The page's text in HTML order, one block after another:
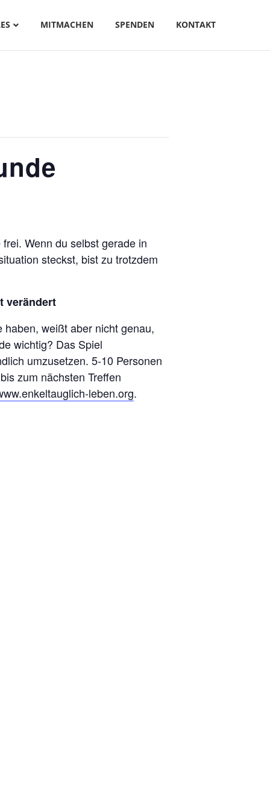
MITMACHEN SPENDEN KONTAKT
Wenn du selbst gerade in
steckst, bist zu trotzdem
verändert
weißt aber nicht genau,
wichtig? Das Spiel
umzusetzen. 5-10 Personen
zum nächsten Treffen
leben.org.